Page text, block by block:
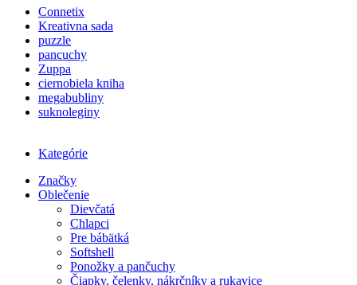
Connetix
Kreativna sada
puzzle
pancuchy
Zuppa
ciernobiela kniha
megabubliny
suknoleginy
Kategórie
Značky
Oblečenie
Dievčatá
Chlapci
Pre bábätká
Softshell
Ponožky a pančuchy
Čiapky, čelenky, nákrčníky a rukavice